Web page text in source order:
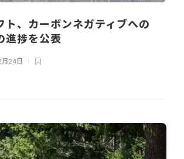
ト、カーボンネガティブへの
進捗を公表
月24日